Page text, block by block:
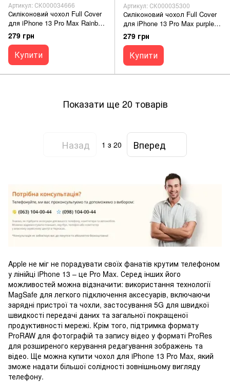
Артикул: СК000034666
Силіконовий чохол Full Cover
для iPhone 13 Pro Max Rainbow
№6
279 грн
Купити
Артикул: СК000035300
Силіконовий чохол Full Cover
для iPhone 13 Pro Max purple
(grape)Full Camera
279 грн
Купити
Показати ще 20 товарів
Назад 1 з 20 Вперед
Apple не міг не порадувати своїх фанатів крутим телефоном
у лінійці iPhone 13 – це Pro Max. Серед інших його
можливостей можна відзначити: використання технології
MagSafe для легкого підключення аксесуарів, включаючи
зарядні пристрої та чохли, застосування 5G для швидкої
швидкості передачі даних та загальної покращеної
продуктивності мережі. Крім того, підтримка формату
ProRAW для фотографій та запису відео у форматі ProRes
для розширеного керування редагування зображень та
відео. Ще можна купити чохол для iPhone 13 Pro Max, який
зможе надати більшої солідності зовнішньому вигляду
телефону.